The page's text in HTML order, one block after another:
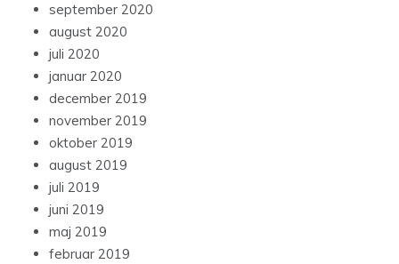
september 2020
august 2020
juli 2020
januar 2020
december 2019
november 2019
oktober 2019
august 2019
juli 2019
juni 2019
maj 2019
februar 2019